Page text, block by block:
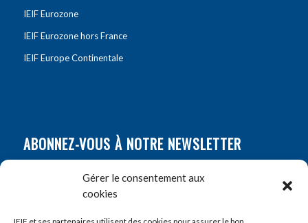
Gérer le consentement aux
cookies
IEIF Eurozone
IEIF Eurozone hors France
IEIF Europe Continentale
ABONNEZ-VOUS À NOTRE NEWSLETTER
Prénom*